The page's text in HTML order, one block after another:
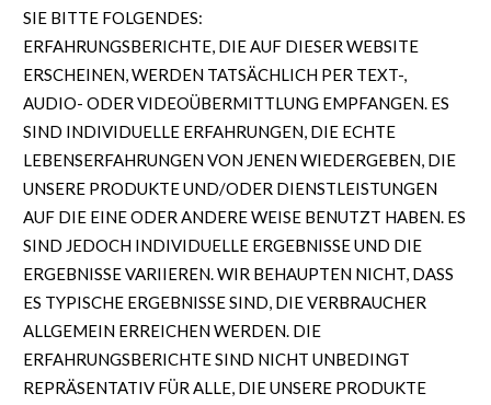
SIE BITTE FOLGENDES:
ERFAHRUNGSBERICHTE, DIE AUF DIESER WEBSITE
ERSCHEINEN, WERDEN TATSÄCHLICH PER TEXT-,
AUDIO- ODER VIDEOÜBERMITTLUNG EMPFANGEN. ES
SIND INDIVIDUELLE ERFAHRUNGEN, DIE ECHTE
LEBENSERFAHRUNGEN VON JENEN WIEDERGEBEN, DIE
UNSERE PRODUKTE UND/ODER DIENSTLEISTUNGEN
AUF DIE EINE ODER ANDERE WEISE BENUTZT HABEN. ES
SIND JEDOCH INDIVIDUELLE ERGEBNISSE UND DIE
ERGEBNISSE VARIIEREN. WIR BEHAUPTEN NICHT, DASS
ES TYPISCHE ERGEBNISSE SIND, DIE VERBRAUCHER
ALLGEMEIN ERREICHEN WERDEN. DIE
ERFAHRUNGSBERICHTE SIND NICHT UNBEDINGT
REPRÄSENTATIV FÜR ALLE, DIE UNSERE PRODUKTE